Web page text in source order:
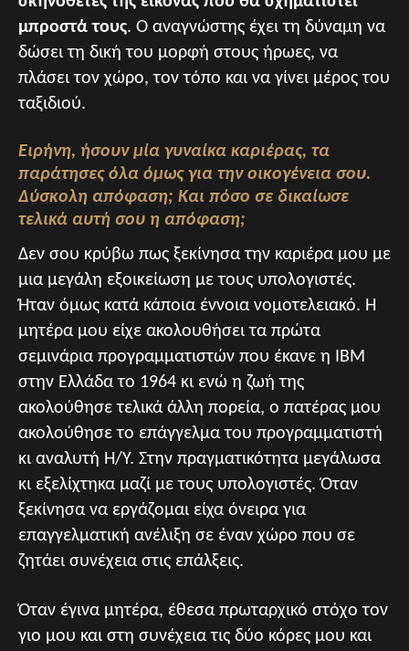
μπροστά τους. Ο αναγνώστης έχει τη δύναμη να
δώσει τη δική του μορφή στους ήρωες, να
πλάσει τον χώρο, τον τόπο και να γίνει μέρος του
ταξιδιού.
Ειρήνη, ήσουν μία γυναίκα καριέρας, τα
παράτησες όλα όμως για την οικογένεια σου.
Δύσκολη απόφαση; Και πόσο σε δικαίωσε
τελικά αυτή σου η απόφαση;
Δεν σου κρύβω πως ξεκίνησα την καριέρα μου με
μια μεγάλη εξοικείωση με τους υπολογιστές.
Ήταν όμως κατά κάποια έννοια νομοτελειακό. Η
μητέρα μου είχε ακολουθήσει τα πρώτα
σεμινάρια προγραμματιστών που έκανε η ΙΒΜ
στην Ελλάδα το 1964 κι ενώ η ζωή της
ακολούθησε τελικά άλλη πορεία, ο πατέρας μου
ακολούθησε το επάγγελμα του προγραμματιστή
κι αναλυτή Η/Υ. Στην πραγματικότητα μεγάλωσα
κι εξελίχτηκα μαζί με τους υπολογιστές. Όταν
ξεκίνησα να εργάζομαι είχα όνειρα για
επαγγελματική ανέλιξη σε έναν χώρο που σε
ζητάει συνέχεια στις επάλξεις.
Όταν έγινα μητέρα, έθεσα πρωταρχικό στόχο τον
γιο μου και στη συνέχεια τις δύο κόρες μου και